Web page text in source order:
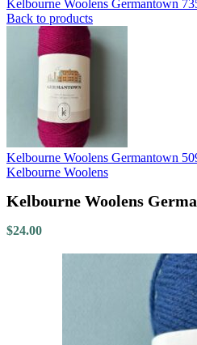
Kelbourne Woolens Germantown
Back to products
Kelbourne Woolens Germantown
Kelbourne Woolens
Kelbourne Woolens
$24.00